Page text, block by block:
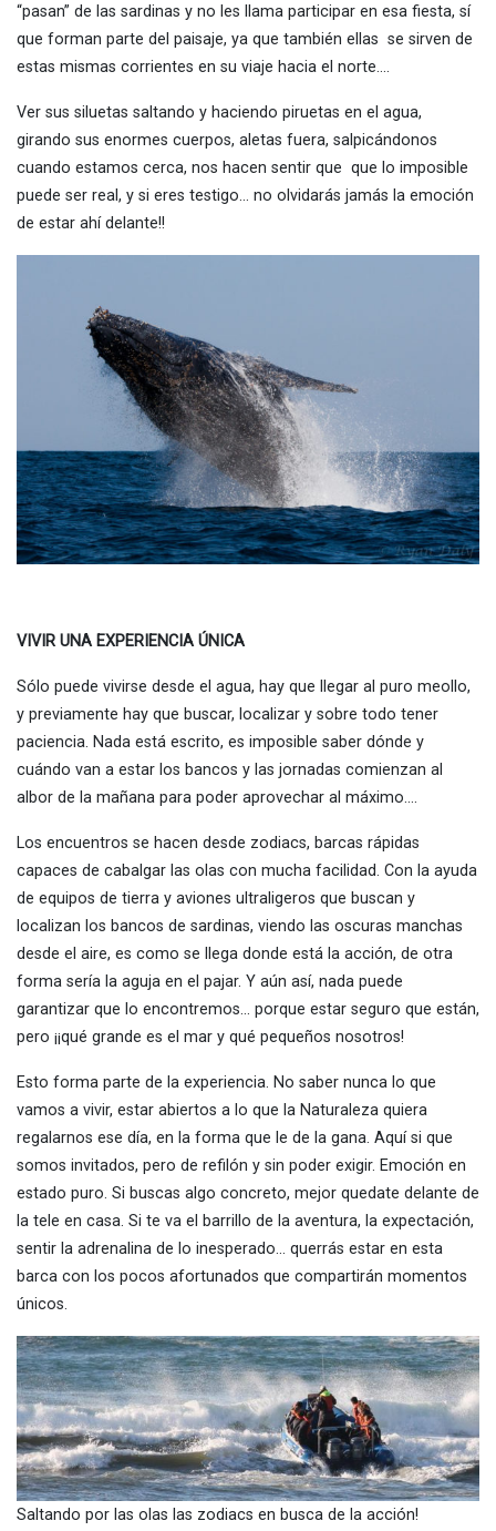
“pasan” de las sardinas y no les llama participar en esa fiesta, sí
que forman parte del paisaje, ya que también ellas se sirven de
estas mismas corrientes en su viaje hacia el norte….
Ver sus siluetas saltando y haciendo piruetas en el agua,
girando sus enormes cuerpos, aletas fuera, salpicándonos
cuando estamos cerca, nos hacen sentir que que lo imposible
puede ser real, y si eres testigo… no olvidarás jamás la emoción
de estar ahí delante!!
VIVIR UNA EXPERIENCIA ÚNICA
Sólo puede vivirse desde el agua, hay que llegar al puro meollo,
y previamente hay que buscar, localizar y sobre todo tener
paciencia. Nada está escrito, es imposible saber dónde y
cuándo van a estar los bancos y las jornadas comienzan al
albor de la mañana para poder aprovechar al máximo….
Los encuentros se hacen desde zodiacs, barcas rápidas
capaces de cabalgar las olas con mucha facilidad. Con la ayuda
de equipos de tierra y aviones ultraligeros que buscan y
localizan los bancos de sardinas, viendo las oscuras manchas
desde el aire, es como se llega donde está la acción, de otra
forma sería la aguja en el pajar. Y aún así, nada puede
garantizar que lo encontremos… porque estar seguro que están,
pero ¡¡qué grande es el mar y qué pequeños nosotros!
Esto forma parte de la experiencia. No saber nunca lo que
vamos a vivir, estar abiertos a lo que la Naturaleza quiera
regalarnos ese día, en la forma que le de la gana. Aquí si que
somos invitados, pero de refilón y sin poder exigir. Emoción en
estado puro. Si buscas algo concreto, mejor quedate delante de
la tele en casa. Si te va el barrillo de la aventura, la expectación,
sentir la adrenalina de lo inesperado… querrás estar en esta
barca con los pocos afortunados que compartirán momentos
únicos.
Saltando por las olas las zodiacs en busca de la acción!